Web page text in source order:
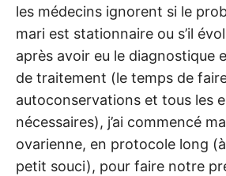
les médecins ignorent si le
mari est stationnaire ou s’il
après avoir eu le diagnostique
de traitement (le temps de
autoconservations et tous les
nécessaires), j’ai commencé
ovarienne, en protocole long
petit souci), pour faire notre